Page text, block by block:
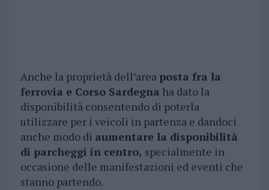
Anche la proprietà dell’area posta fra la
ferrovia e Corso Sardegna ha dato la
disponibilità consentendo di poterla
utilizzare per i veicoli in partenza e dandoci
anche modo di aumentare la disponibilità
di parcheggi in centro, specialmente in
occasione delle manifestazioni ed eventi che
stanno partendo.